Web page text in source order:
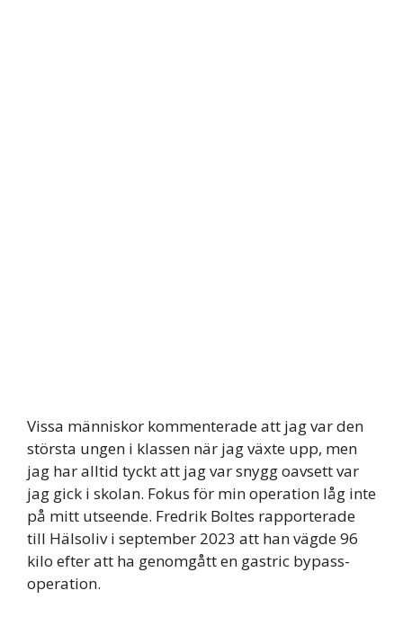
Vissa människor kommenterade att jag var den
största ungen i klassen när jag växte upp, men
jag har alltid tyckt att jag var snygg oavsett var
jag gick i skolan. Fokus för min operation låg inte
på mitt utseende. Fredrik Boltes rapporterade
till Hälsoliv i september 2023 att han vägde 96
kilo efter att ha genomgått en gastric bypass-
operation.